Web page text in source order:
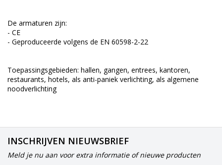
De armaturen zijn:
- CE
- Geproduceerde volgens de EN 60598-2-22
Toepassingsgebieden: hallen, gangen, entrees, kantoren,
restaurants, hotels, als anti-paniek verlichting, als algemene
noodverlichting
INSCHRIJVEN NIEUWSBRIEF
Meld je nu aan voor extra informatie of nieuwe producten